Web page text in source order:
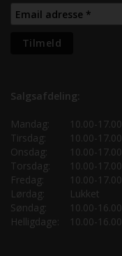
Salgsafdeling:
Mandag:
10.00-17.00
Tirsdag:
10.00-17.00
Onsdag:
10.00-17.00
Torsdag:
10.00-17.00
Fredag:
10.00-17.00
Lørdag:
Lukket
Søndag:
10.00-16.00
Helligdage:
10.00-16.00